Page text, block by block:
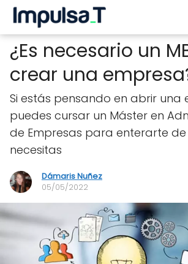
¿Es necesario un
crear una
Si estás pensando en abrir una
puedes cursar un Máster en
de Empresas para enterarte
necesitas
Dámaris Nuñez
05/05/2022